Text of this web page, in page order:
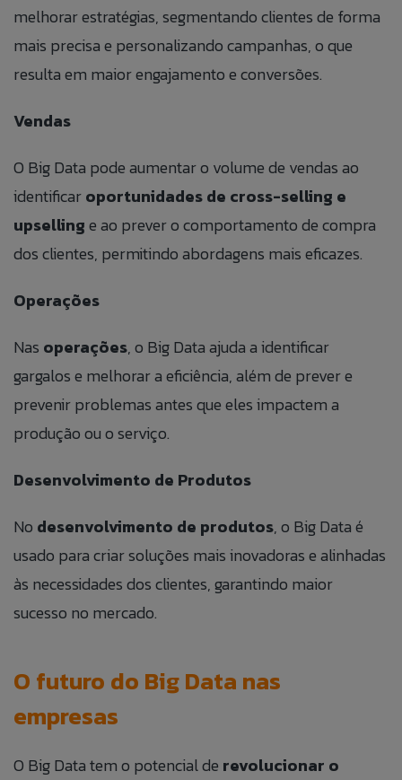
melhorar estratégias, segmentando clientes de forma
mais precisa e personalizando campanhas, o que
resulta em maior engajamento e conversões.
Vendas
O Big Data pode aumentar o volume de vendas ao
identificaroportunidades de cross-selling e
upsellinge ao prever o comportamento de compra
dos clientes, permitindo abordagens mais eficazes.
Operações
Nas operações, o Big Data ajuda a identificar
gargalos e melhorar a eficiência, além de prever e
prevenir problemas antes que eles impactem a
produção ou o serviço.
Desenvolvimento de Produtos
No desenvolvimento de produtos, o Big Data é
usado para criar soluções mais inovadoras e alinhadas
às necessidades dos clientes, garantindo maior
sucesso no mercado.
O futuro do Big Data nas
empresas
O Big Data tem o potencial de revolucionar o